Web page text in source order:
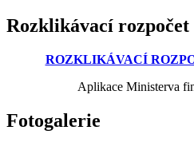
Rozklikávací rozpočet
ROZKLIKÁVACÍ
Aplikace Ministerva
Fotogalerie